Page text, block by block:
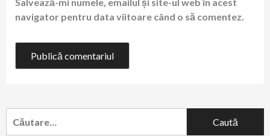
Salvează-mi numele, emailul și site-ul web în acest
navigator pentru data viitoare când o să comentez.
după: